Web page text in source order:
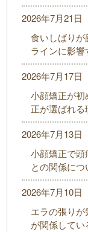
食いしばり
ラインに影
2026年7月21日
小顔矯正が
正が選ばれる
2026年7月17日
小顔矯正で
との関係につ
2026年7月13日
エラの張り
が関係して
2026年7月10日